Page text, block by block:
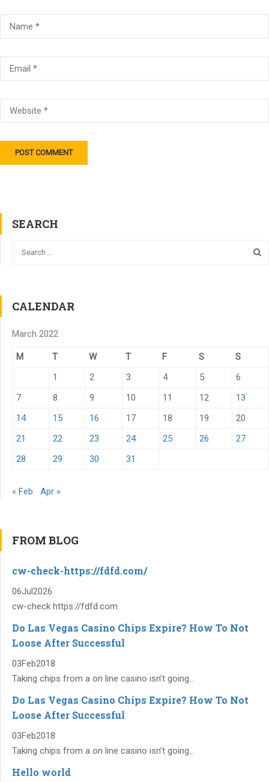
SEARCH
CALENDAR
March 2022
M T W T F S
S
1
2 3 4 5
6
7
8 9 10 11 12
13
14
15 16 17 18 19
20
21
22 23 24 25 26
27
28
29 30 31
« Feb Apr »
FROM BLOG
cw-check-https://fdfd.com/
06Jul2026
cw-check https://fdfd.com
Do Las Vegas Casino Chips Expire? How To Not
Loose After Successful
03Feb2018
Taking chips from a on line casino isn’t going...
Do Las Vegas Casino Chips Expire? How To Not
Loose After Successful
03Feb2018
Taking chips from a on line casino isn’t going...
Hello world